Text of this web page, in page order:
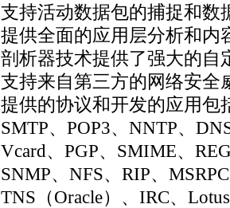
支持活动数据包的捕捉和数
提供全面的应用层分析和内
剖析器技术提供了强大的自
支持来自第三方的网络安全
提供的协议和开发的应用包
SMTP、POP3、NNTP、
Vcard、PGP、SMIME、
SNMP、NFS、RIP、
TNS（Oracle）、IRC、